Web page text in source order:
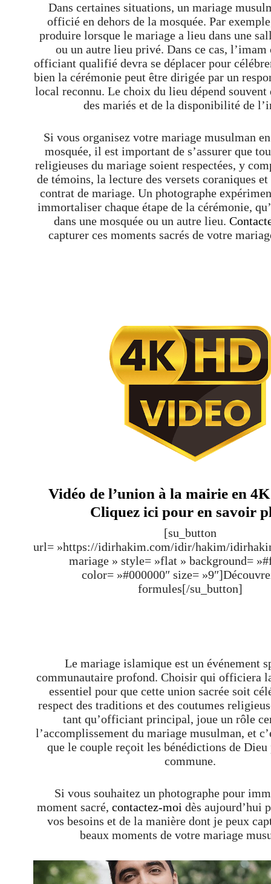
Dans certaines situations, un mariage
officié en dehors de la mosquée. Par
produire lorsque le mariage a lieu dans une
ou un autre lieu privé. Dans ce cas, l’imam
officiant qualifié devra se déplacer pour
bien la cérémonie peut être dirigée par un
local reconnu. Le choix du lieu dépend souvent
des mariés et de la disponibilité de
Si vous organisez votre mariage musulman
mosquée, il est important de s’assurer que
religieuses du mariage soient respectées, y
de témoins, la lecture des versets coraniques
contrat de mariage. Un photographe
immortaliser chaque étape de la cérémonie,
dans une mosquée ou un autre lieu.
capturer ces moments sacrés de votre
Vidéo de l’union à la mairie en
Cliquez ici pour en savoir
[su_button
url= »https://idirhakim.com/idir/hakim/
mariage » style= »flat » background=
color= »#000000″ size=
formules[/su_button]
Le mariage islamique est un événement
communautaire profond. Choisir qui officiera
essentiel pour que cette union sacrée soit
respect des traditions et des coutumes
tant qu’officiant principal, joue un rôle
l’accomplissement du mariage musulman, et
que le couple reçoit les bénédictions de
commune.
Si vous souhaitez un photographe pour
moment sacré, contactez-moi dès aujourd’hui
vos besoins et de la manière dont je peux
beaux moments de votre mariage